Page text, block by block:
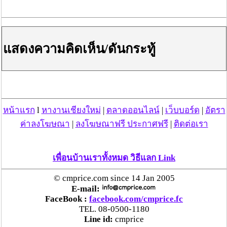
วันที่ 12 ธ.ค. 59 12:50:39 , ดู 1726 ครั้ง
กระทู้/ข่าว อื่นๆ ที่น่าสนใจ ในเว็บไซต์ cmprice.com
ชื่นชม ตำรวจแม่ทาลำพูน ช่วยสาวลำพูนเหยื่อมิจฯ
หวิดสูญเงินเกือบสองแสน โชคดีรู้ตัวเร็ว! รีบแจ้งตร.
ประสาน สตช.สายด่วน 1441 อายัดบัญชี-ตามเงินได้
แสดงความคิดเห็น/ดันกระทู้
หน้าแรก l หางานเชียงใหม่ | ตลาดออนไลน์| เว็บบอร์ด | อัตรา
ค่าลงโฆษณา | ลงโฆษณาฟรี ประกาศฟรี| ติดต่อเรา
เพื่อนบ้านเราทั้งหมด วิธีแลก Link
© cmprice.com since 14 Jan 2005
E-mail:
FaceBook : facebook.com/cmprice.fc
TEL. 08-0500-1180
Line id: cmprice